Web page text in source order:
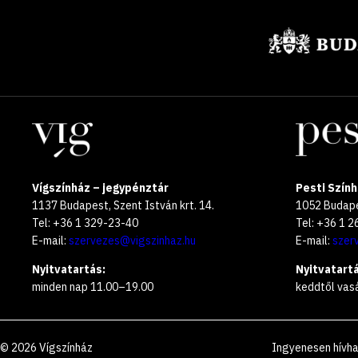
Helyszínek
Vígszínház – jegypénztár
1137 Budapest, Szent István krt. 14.
Tel: +36 1 329-23-40
E-mail: szervezes@vigszinhaz.hu
Nyitvatartás:
minden nap 11.00–19.00
Pesti
1052
Tel: +36 1
E-mail:
keddtől
© 2026 Vígszínház Ingyenesen